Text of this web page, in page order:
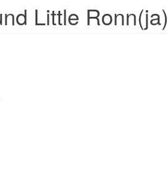
Little Ronn(ja)